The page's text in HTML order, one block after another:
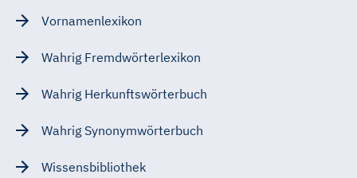
Vornamenlexikon
Wahrig Fremdwörterlexikon
Wahrig Herkunftswörterbuch
Wahrig Synonymwörterbuch
Wissensbibliothek